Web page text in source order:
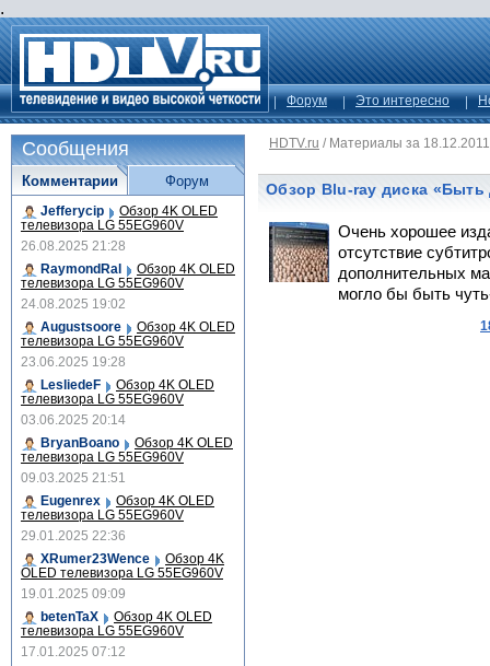
.
Форум Это интересно
HDTV.ru / Материалы за 18.12.2011
Обзор Blu-ray диска
Очень хорошее
отсутствие
дополнительных
могло бы быть
Сообщения
Комментарии
Jefferycip Обзор 4K OLED
телевизора LG 55EG960V
26.08.2025 21:28
RaymondRal
Обзор 4K OLED
телевизора LG 55EG960V
24.08.2025 19:02
Augustsoore
Обзор 4K OLED
телевизора LG 55EG960V
23.06.2025 19:28
LesliedeF
Обзор 4K OLED
телевизора LG 55EG960V
03.06.2025 20:14
BryanBoano
Обзор 4K OLED
телевизора LG 55EG960V
09.03.2025 21:51
Eugenrex
Обзор 4K OLED
телевизора LG 55EG960V
29.01.2025 22:36
XRumer23Wence
Обзор 4K
OLED телевизора LG 55EG960V
19.01.2025 09:09
betenTaX
Обзор 4K OLED
телевизора LG 55EG960V
17.01.2025 07:12
Форум